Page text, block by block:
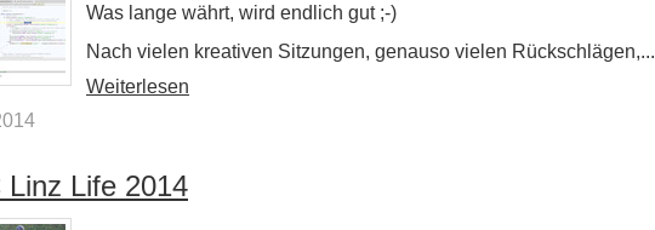
Was lange währt, wird endlich gut ;-)
Nach vielen kreativen Sitzungen, genauso vielen Rückschlägen,...
Weiterlesen
Linz Life 2014